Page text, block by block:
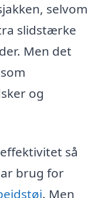
selvom
slidstærke
Men det
og
så
brug for
. Men